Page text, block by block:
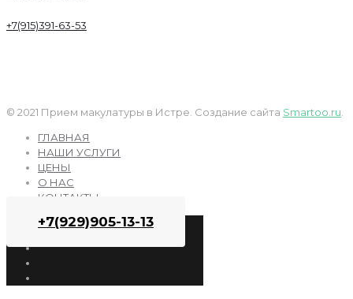
+7(915)391-63-53
© 2021 Прием макулатуры в Истре. Создание сайта Smartoo.ru.
ГЛАВНАЯ
НАШИ УСЛУГИ
ЦЕНЫ
О НАС
КОНТАКТЫ
+7(929)905-13-13